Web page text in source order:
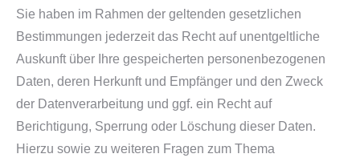
Sie haben im Rahmen der geltenden gesetzlichen
Bestimmungen jederzeit das Recht auf unentgeltliche
Auskunft über Ihre gespeicherten personenbezogenen
Daten, deren Herkunft und Empfänger und den Zweck
der Datenverarbeitung und ggf. ein Recht auf
Berichtigung, Sperrung oder Löschung dieser Daten.
Hierzu sowie zu weiteren Fragen zum Thema